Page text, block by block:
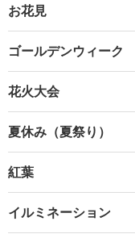
お花見
ゴールデンウィーク
花火大会
夏休み（夏祭り）
紅葉
イルミネーション